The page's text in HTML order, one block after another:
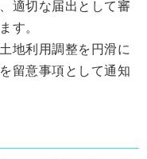
適切な届出として審
す。
地利用調整を円滑に
留意事項として通知